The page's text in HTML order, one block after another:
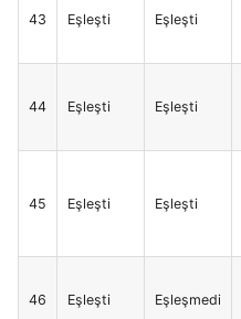
43 Eşleşti Eşleşti
44 Eşleşti Eşleşti
45 Eşleşti Eşleşti
46 Eşleşti Eşleşmedi